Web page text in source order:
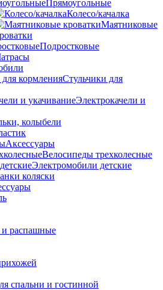
Прямоугольные
Колесо/качалка
Маятниковые
Подростковые
Стульчики для
Электрокачели и
колыбели
Аксессуары
Велосипеды трехколесные
Электромобили детские
коляски
распашные
спальни и гостинной